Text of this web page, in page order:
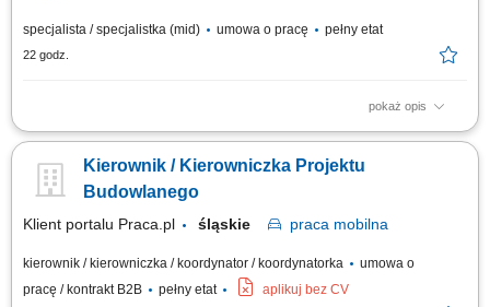
specjalista / specjalistka (mid) umowa o pracę pełny etat
22 godz.
pokaż opis
Osoba zatrudniona na tym stanowisku będzie odpowiedzialna za
remontowych i inwestycyjnych na Politechnice Wrocławskiej. Zakres
obowiązków: prowadzenie wraz z liderem zespołu zadań remontowych i
Kierownik / Kierowniczka Projektu
Budowlanego
Klient portalu Praca.pl śląskie praca mobilna
kierownik / kierowniczka / koordynator / koordynatorka
umowa o
pracę / kontrakt B2B
pełny etat aplikuj bez CV